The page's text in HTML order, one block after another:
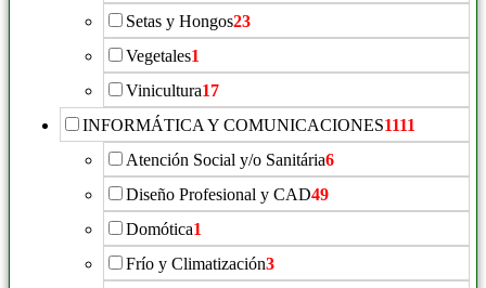
Setas y Hongos23
Vegetales1
Vinicultura17
INFORMÁTICA Y COMUNICACIONES1111
Atención Social y/o Sanitária6
Diseño Profesional y CAD49
Domótica1
Frío y Climatización3